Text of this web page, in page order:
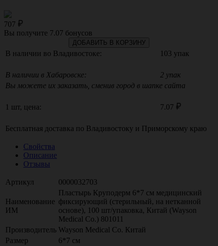
707
Вы получите 7.07 бонусов
ДОБАВИТЬ В КОРЗИНУ
В наличии во Владивостоке: 103 упак
В наличии в Хабаровске:
2 упак
Вы можете их заказать, сменив город в шапке сайта
1 шт, цена: 7.07
Бесплатная доставка по Владивостоку и Приморскому краю
Свойства
Описание
Отзывы
Артикул 0000032703
Наименование
ИМ
Пластырь Круподерм 6*7 см медицинский
фиксирующий (стерильный, на нетканной
основе), 100 шт/упаковка, Китай (Wayson
Medical Co.) 801011
Производитель Wayson Medical Co. Китай
Размер
6*7 см